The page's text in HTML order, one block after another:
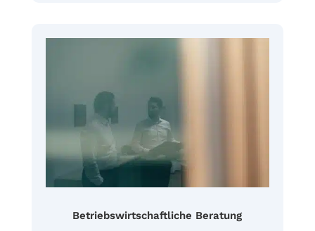
Betriebswirtschaftliche Beratung